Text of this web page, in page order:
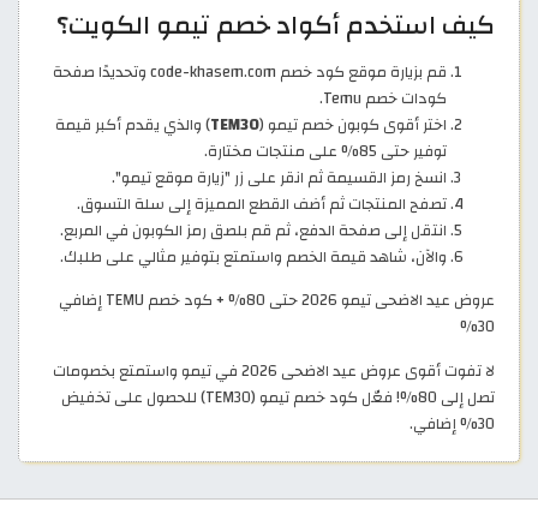
كيف استخدم أكواد خصم تيمو الكويت؟
قم بزيارة موقع كود خصم code-khasem.com وتحديدًا صفحة
كودات خصم Temu.
اختر أقوى كوبون خصم تيمو (TEM30) والذي يقدم أكبر قيمة
توفير حتى 85% على منتجات مختارة.
انسخ رمز القسيمة ثم انقر على زر "زيارة موقع تيمو".
تصفح المنتجات ثم أضف القطع المميزة إلى سلة التسوق.
انتقل إلى صفحة الدفع، ثم قم بلصق رمز الكوبون في المربع.
والآن، شاهد قيمة الخصم واستمتع بتوفير مثالي على طلبك.
عروض عيد الاضحى تيمو 2026 حتى 80% + كود خصم TEMU إضافي
30%
لا تفوت أقوى عروض عيد الاضحى 2026 في تيمو واستمتع بخصومات
تصل إلى 80%! فعّل كود خصم تيمو (TEM30) للحصول على تخفيض
30% إضافي.